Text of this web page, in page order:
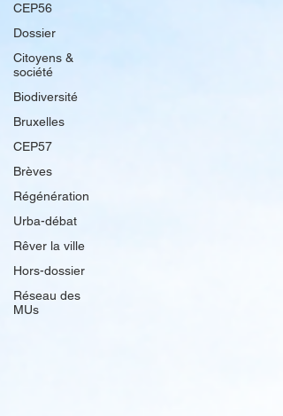
CEP56
Dossier
Citoyens &
société
Biodiversité
Bruxelles
CEP57
Brèves
Régénération
Urba-débat
Rêver la ville
Hors-dossier
Réseau des
MUs